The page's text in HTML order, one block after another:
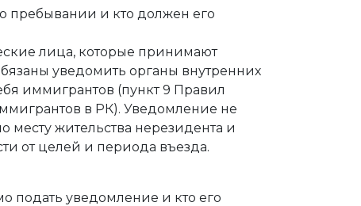
пребывании и кто должен его
лица, которые принимают
уведомить органы внутренних
иммигрантов (пункт 9 Правил
в РК). Уведомление не
месту жительства нерезидента и
от целей и периода въезда.
подать уведомление и кто его